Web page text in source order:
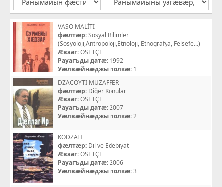
VASO MALİTI
фæлтæр:Sosyal Bilimler
(Sosyoloji,Antropoloji,Etnoloji, Etnografya, Felsefe...)
Æвзаг:OSETÇE
Рауагъды датæ: 1992
Уæлвæйнæджы полкæ: 1
DZACOYTI MUZAFFER
фæлтæр: Diğer Konular
Æвзаг:OSETÇE
Рауагъды датæ:2007
Уæлвæйнæджы полкæ:2
KODZATİ
фæлтæр: Dil ve Edebiyat
Æвзаг:OSETÇE
Рауагъды датæ:2006
Уæлвæйнæджы полкæ:3